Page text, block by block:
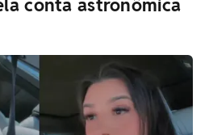
conta astronômica